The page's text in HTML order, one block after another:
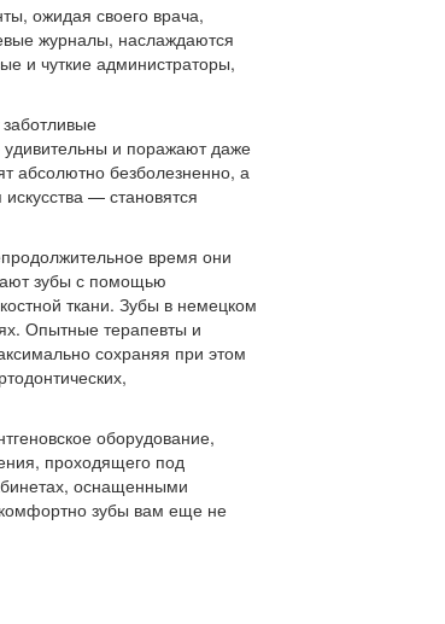
ожидая своего врача,
журналы, наслаждаются
и чуткие администраторы,
удивительны и поражают даже
абсолютно безболезненно, а
— становятся
время они
зубы с помощью
ткани. Зубы в немецком
Опытные терапевты и
сохраняя при этом
оборудование,
проходящего под
оснащенными
комфортно зубы вам еще не